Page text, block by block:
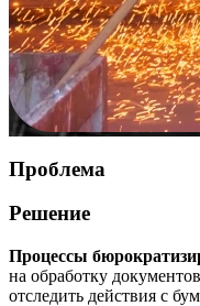
Проблема
Решение
Процессы
на обработку
отследить действия с